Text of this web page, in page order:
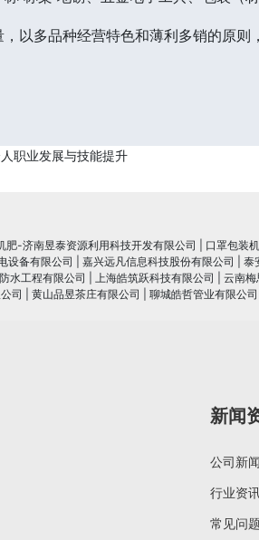
以多品种经营特色和薄利多销的原则
职业发展与技能提升
肥-济南昱泰资源利用科技开发有限公司 口罩包装
设备有限公司 嘉兴远凡信息科技股份有限公司 泰
水工程有限公司 上海皓筑跃科技有限公司 云南梅
司 黄山品昱茶庄有限公司 聊城皓哲管业有限公司
新闻
公司新闻
行业资
常见问题